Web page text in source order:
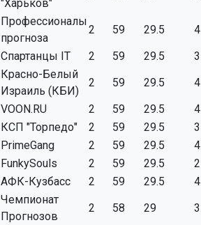
"Харьков"
Профессионалы
прогноза
2 59 29.5
4
Спартанцы IT 2 59 29.5
3
Красно-Белый
Израиль (КБИ)
2 59 29.5
4
VOON.RU 2 59 29.5
4
КСП "Торпедо" 2 59 29.5
3
PrimeGang 2 59 29.5
4
FunkySouls 2 59 29.5
2
АФК-Кузбасс 2 59 29.5
4
Чемпионат
Прогнозов
2 58 29 3